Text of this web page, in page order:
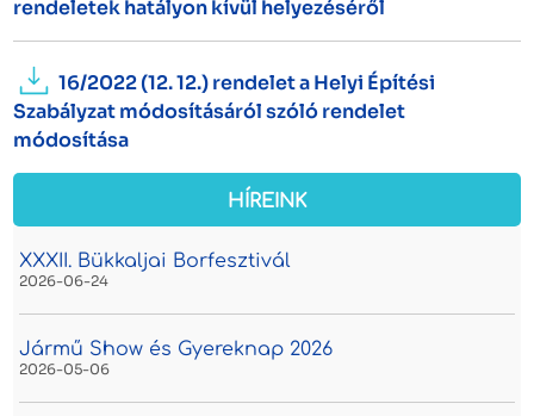
rendeletek hatályon kívül helyezéséről
16/2022 (12. 12.) rendelet a Helyi Építési
Szabályzat módosításáról szóló rendelet
módosítása
HÍREINK
XXXII. Bükkaljai Borfesztivál
2026-06-24
Jármű Show és Gyereknap 2026
2026-05-06